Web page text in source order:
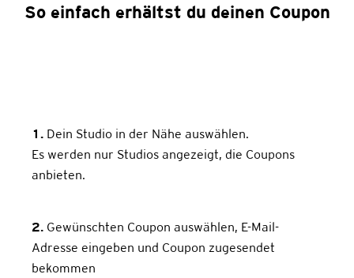
So einfach erhältst du deinen Coupon
1. Dein Studio in der Nähe auswählen.
Es werden nur Studios angezeigt, die Coupons
anbieten.
2. Gewünschten Coupon auswählen, E-Mail-
Adresse eingeben und Coupon zugesendet
bekommen